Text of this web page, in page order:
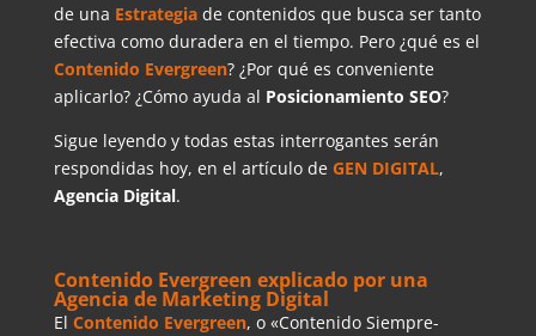
de una Estrategiade contenidos que busca ser tanto
efectiva como duradera en el tiempo. Pero ¿qué es el
Contenido Evergreen? ¿Por qué es conveniente
aplicarlo? ¿Cómo ayuda al Posicionamiento SEO?
Sigue leyendo y todas estas interrogantes serán
respondidas hoy, en el artículo de GEN DIGITAL,
Agencia Digital.
Contenido Evergreen explicado por una
Agencia de Marketing Digital
El Contenido Evergreen, o «Contenido Siempre-